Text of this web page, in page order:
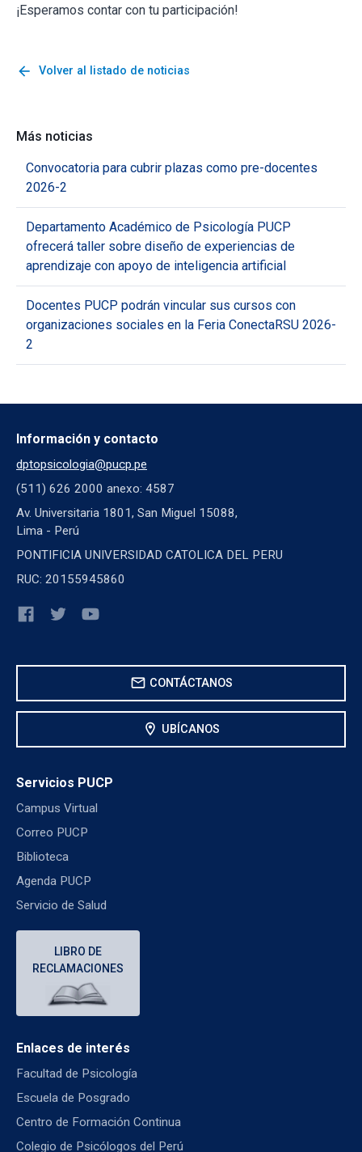
¡Esperamos contar con tu participación!
arrow_back Volver al listado de noticias
Más noticias
Convocatoria para cubrir plazas como pre-docentes
2026-2
Departamento Académico de Psicología PUCP
ofrecerá taller sobre diseño de experiencias de
aprendizaje con apoyo de inteligencia artificial
Docentes PUCP podrán vincular sus cursos con
organizaciones sociales en la Feria ConectaRSU 2026-
2
Información y contacto
dptopsicologia@pucp.pe
(511) 626 2000 anexo: 4587
Av. Universitaria 1801, San Miguel 15088,
Lima - Perú
PONTIFICIA UNIVERSIDAD CATOLICA DEL PERU
RUC: 20155945860
mail CONTÁCTANOS
location_on UBÍCANOS
Servicios PUCP
Campus Virtual
Correo PUCP
Biblioteca
Agenda PUCP
Servicio de Salud
LIBRO DE
RECLAMACIONES
Enlaces de interés
Facultad de Psicología
Escuela de Posgrado
Centro de Formación Continua
Colegio de Psicólogos del Perú